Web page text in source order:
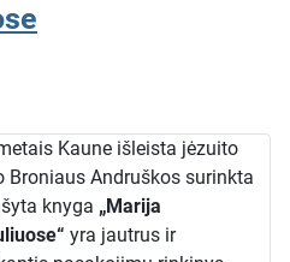
pradžioje autorius kelia
apie išskirtinius Lietuvos
kultą. Anot Ylos,
į šiuos klausimus glūdi
a. dvasinėje krizėje.
banga, pasiekusi
sukėlė didelį religinį
Kaune išleista jėzuito
Broniaus Andruškos surinkta
knyga „Marija
yra jautrus ir